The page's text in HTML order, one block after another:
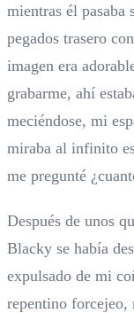
mientras él pasaba
pegados trasero
imagen era
grabarme, ahí
meciéndose, mi
miraba al infinito
me pregunté
Después de unos
Blacky se había
expulsado de mi
repentino forcejeo,